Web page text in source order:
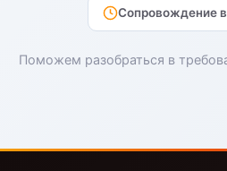
Сопровождение в
Поможем разобраться в